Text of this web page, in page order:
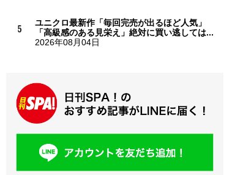
ユニクロ最新作「毎回完売が出るほど人気」
「高級感のある見栄え」絶対に買い逃しては...
2026年08月04日